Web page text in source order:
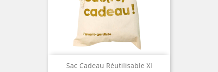
Sac Cadeau Réutilisable Xl